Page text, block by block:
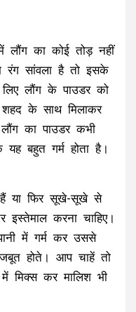
या फिर सूखे-सूखे से
करना चाहिए।
में गर्म कर उससे
होते। आप चाहें तो
मिक्स कर मालिश भी
में साबुत लौंग रखने
दर्द से भी काफी
आप गर्म पानी में
लें। इससे भी काफी
शुरू करें। करीब 40 से
या दो लौंग का सेवन